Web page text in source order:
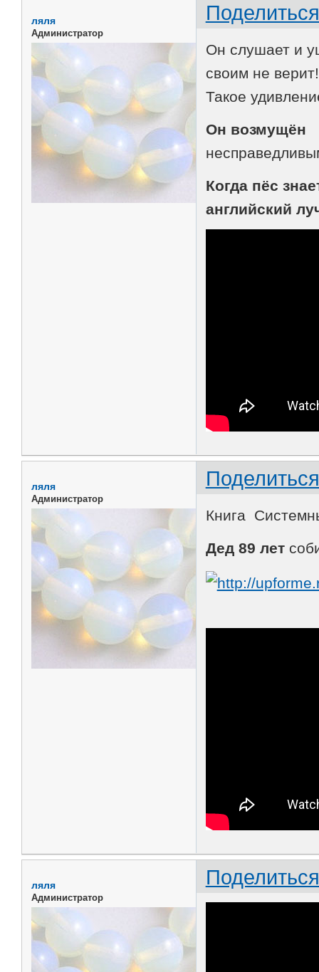
Поделиться
ляля
Администратор
Он слушает и
своим не верит!
Такое
Он возмущён
Когда пёс
английский
Поделиться
ляля
Администратор
Книга
Дед 89 лет
Поделиться
ляля
Администратор